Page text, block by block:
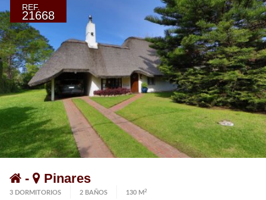
REF.
21668
- Pinares
3 DORMITORIOS 2 BAÑOS 130 M 2